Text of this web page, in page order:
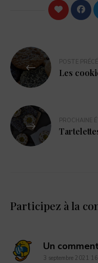
restaurants,
coffee
shops,
découvrir.
POSTE
Les
PROCHAINE
Participez à la
Un
3 septembre 2021